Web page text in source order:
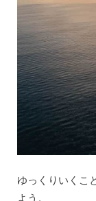
ゆっくりいくこ
よう。